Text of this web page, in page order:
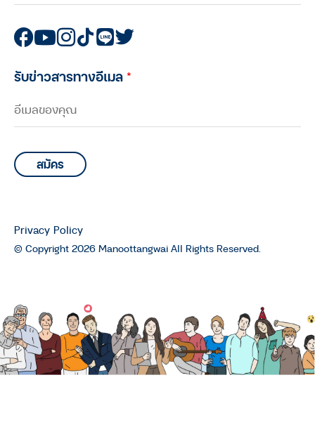
รับข่าวสารทางอีเมล*
© Copyright 2026 Manoottangwai All Rights Reserved.
Privacy Policy